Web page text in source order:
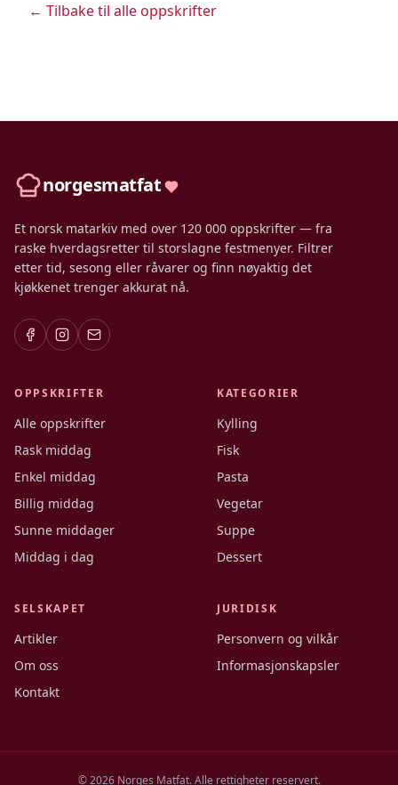
← Tilbake til alle oppskrifter
norgesmatfat
Et norsk matarkiv med over 120 000 oppskrifter — fra
raske hverdagsretter til storslagne festmenyer. Filtrer
etter tid, sesong eller råvarer og finn nøyaktig det
kjøkkenet trenger akkurat nå.
OPPSKRIFTER
Alle oppskrifter
Rask middag
Enkel middag
Billig middag
Sunne middager
Middag i dag
KATEGORIER
Kylling
Fisk
Pasta
Vegetar
Suppe
Dessert
SELSKAPET
Artikler
Om oss
Kontakt
JURIDISK
Personvern og vilkår
Informasjonskapsler
©2026Norges Matfat. Alle rettigheter reservert.